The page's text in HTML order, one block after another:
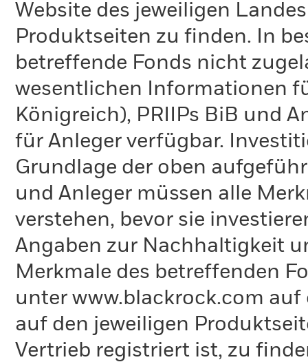
Website des jeweiligen
Produktseiten zu finden. In
betreffende Fonds nicht
wesentlichen Informationen
Königreich), PRIIPs BiB und
für Anleger verfügbar.
Grundlage der oben
und Anleger müssen alle
verstehen, bevor sie
Angaben zur Nachhaltigkeit
Merkmale des betreffenden
unter www.blackrock.com auf
auf den jeweiligen
Vertrieb registriert ist, zu